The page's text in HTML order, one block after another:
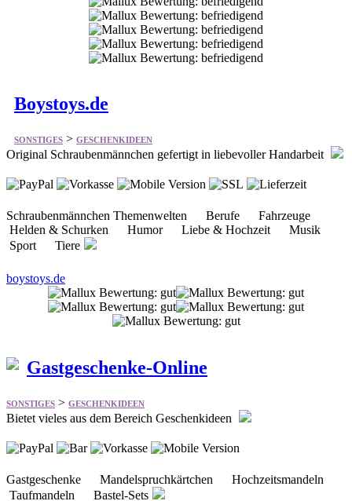
Boystoys.de
SONSTIGES>GESCHENKIDEEN
Original Schraubenmännchen gefertigt in liebevoller Handarbeit
Schraubenmännchen Themenwelten Berufe Fahrzeuge
Helden & Schurken Humor Liebe & Hochzeit Musik
boystoys.de
Gastgeschenke-Online
SONSTIGES>GESCHENKIDEEN
Bietet vieles aus dem Bereich Geschenkideen
Gastgeschenke Mandelspruchkärtchen Hochzeitsmandeln
Taufmandeln Bastel-Sets